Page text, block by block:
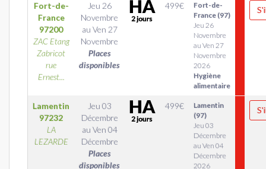
Fort-de-
France
97200
ZAC Etang
Zabricot
rue
Ernest...
Jeu 26
Novembre
au Ven 27
Novembre
Places
disponibles
499€
Fort-de-
France (97)
Jeu 26
Novembre
au Ven 27
Novembre
2026
Hygiène
alimentaire
Lamentin
97232
LA
LEZARDE
Jeu 03
Décembre
au Ven 04
Décembre
Places
disponibles
499€
Lamentin
(97)
Jeu 03
Décembre
au Ven 04
Décembre
2026